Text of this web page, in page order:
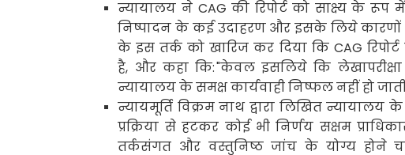
न्यायालय ने CAGकी रिपोर्ट को साक्ष्य के रूप में
निष्पादन के कई उदाहरण और इसके लिये कारणों
के इस तर्क को खारिज कर दिया कि CAG
है, और कहा कि:"केवल इसलिये कि लेखापरीक्षा
न्यायालय के समक्ष कार्यवाही निष्फल नहीं हो
न्यायमूर्ति विक्रम नाथ द्वारा लिखित न्यायालय
प्रक्रिया से हटकर कोई भी निर्णय सक्षम
तर्कसंगत और वस्तुनिष्ठ जांच के योग्य होने